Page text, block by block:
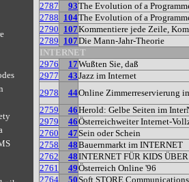
2787
93The Evolution of a
2788 104The Evolution of a
2790 107Kommentiere jede Zeile,
2789 107Die Mann-Jahr-Theorie
INTERNET
2976
17Wußten Sie, daß
2977
43Jazz im Internet
2978
44Online Zimmerreservierung
2759
46Herold: Gelbe Seiten im
2979
46Österreichweiter Internet-
2760
47Sein oder Schein
2758
48Bauernmarkt im INTERNET
2762
48INTERNET FÜR KIDS
2761
49Österreich Online '96
2764
50Soft STORE Communications